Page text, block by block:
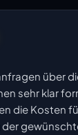
über
sehr klar
die Kosten